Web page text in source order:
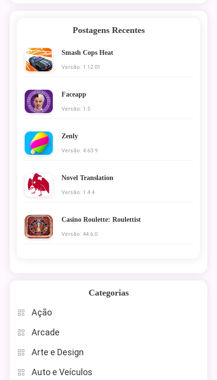
Postagens Recentes
Smash Cops Heat
Versão: 1.12.01
Faceapp
Versão: 1.5
Zenly
Versão: 4.63.9
Novel Translation
Versão: 1.4.4
Casino Roulette: Roulettist
Versão: 44.6.0
Categorias
Ação
Arcade
Arte e Design
Auto e Veículos